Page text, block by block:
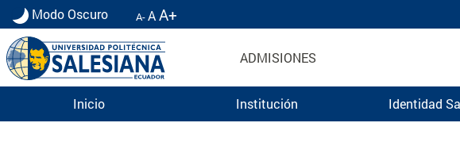
Modo Oscuro A-AA+
ADMISIONES
Inicio Institución Identidad
Noticias UPS | Actualidad Universidad Politécnica Salesiana